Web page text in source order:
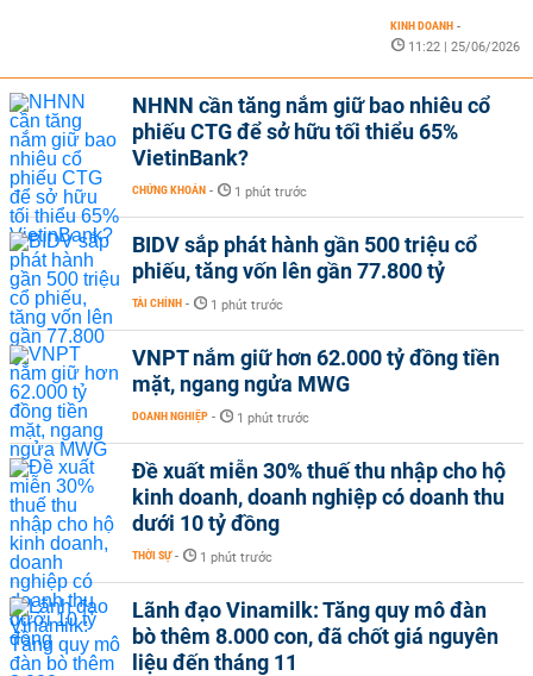
KINH DOANH -
11:22 | 25/06/2026
NHNN cần tăng nắm giữ bao nhiêu cổ
phiếu CTG để sở hữu tối thiểu 65%
VietinBank?
CHỨNG KHOÁN - 1 phút trước
BIDV sắp phát hành gần 500 triệu cổ
phiếu, tăng vốn lên gần 77.800 tỷ
TÀI CHÍNH - 1 phút trước
VNPT nắm giữ hơn 62.000 tỷ đồng tiền
mặt, ngang ngửa MWG
DOANH NGHIỆP - 1 phút trước
Đề xuất miễn 30% thuế thu nhập cho hộ
kinh doanh, doanh nghiệp có doanh thu
dưới 10 tỷ đồng
THỜI SỰ - 1 phút trước
Lãnh đạo Vinamilk: Tăng quy mô đàn
bò thêm 8.000 con, đã chốt giá nguyên
liệu đến tháng 11